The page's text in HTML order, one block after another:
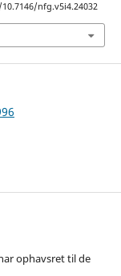
nfg.v5i4.24032
ophavsret til de